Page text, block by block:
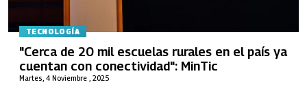
TECNOLOGÍA
Martes, 4 Noviembre , 2025
"Cerca de 20 mil escuelas rurales en el país ya
cuentan con conectividad": MinTic